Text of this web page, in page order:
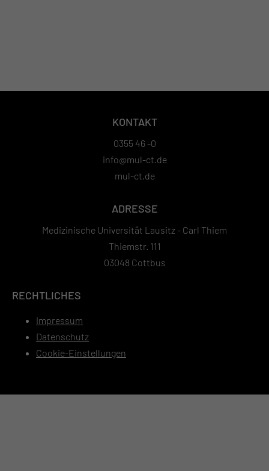
KONTAKT
0355 46 -0
info@mul-ct.de
mul-ct.de
ADRESSE
Medizinische Universität Lausitz - Carl Thiem
Thiemstr. 111
03048 Cottbus
RECHTLICHES
Impressum
Datenschutz
Cookie-Einstellungen